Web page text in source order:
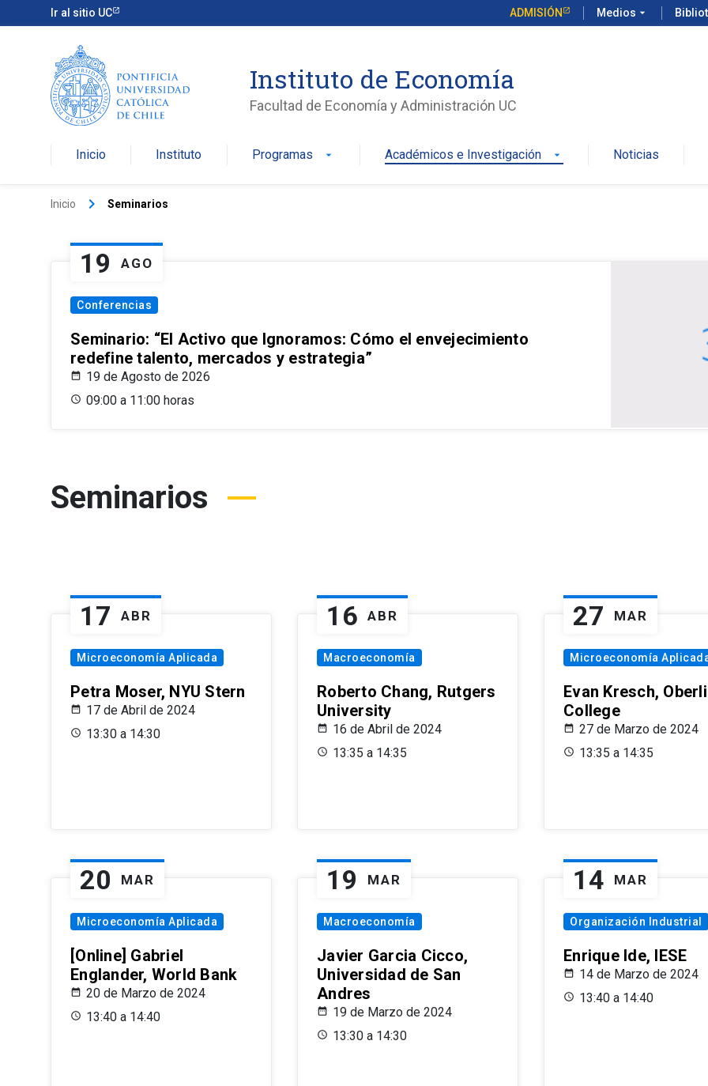
Ir al sitio UC ADMISIÓN Medios arrow_drop_down
Instituto de Economía
Facultad de Economía y Administración UC
Inicio Instituto Programas arrow_drop_down Académicos e Investigación arrow_drop_down Noticias
Inicio keyboard_arrow_right Seminarios
19 AGO
Conferencias
Seminario: “El Activo que Ignoramos: Cómo el envejecimiento
redefine talento, mercados y estrategia”
19 de Agosto de 2026
09:00 a 11:00 horas
Seminarios
17 ABR
Microeconomía Aplicada
Petra Moser, NYU Stern
17 de Abril de 2024
13:30 a 14:30
16 ABR
Macroeconomía
Roberto Chang, Rutgers
University
16 de Abril de 2024
13:35 a 14:35
27 MAR
Microeconomía
Evan Kresch,
College
27 de Marzo de 2024
13:35 a 14:35
20 MAR
Microeconomía Aplicada
[Online] Gabriel
Englander, World Bank
20 de Marzo de 2024
13:40 a 14:40
19 MAR
Macroeconomía
Javier Garcia Cicco,
Universidad de San
Andres
19 de Marzo de 2024
13:30 a 14:30
14 MAR
Organización Industrial
Enrique Ide, IESE
14 de Marzo de 2024
13:40 a 14:40